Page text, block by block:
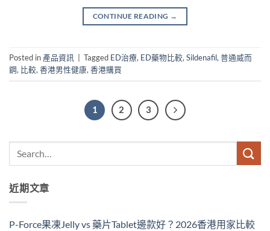
CONTINUE READING →
Posted in 產品資訊 Tagged ED治療, ED藥物比較,Sildenafil,普通威而
鋼, 比較,香港男性健康,香港購買
1 2 3
近期文章
P-Force果凍Jelly vs 藥片Tablet邊款好？2026香港用家比較